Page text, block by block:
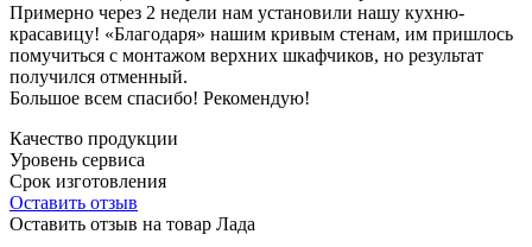
Примерно через 2 недели нам установили нашу кухню-
красавицу! «Благодаря» нашим кривым стенам, им пришлось
помучиться с монтажом верхних шкафчиков, но результат
получился отменный.
Большое всем спасибо! Рекомендую!
Качество продукции
Уровень сервиса
Срок изготовления
Оставить отзыв
Оставить отзыв на товар Лада